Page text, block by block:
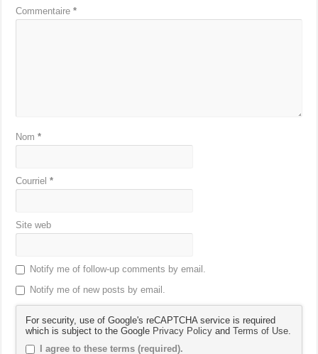
Commentaire*
Nom*
Courriel*
Site web
Notify me of follow-up comments by email.
Notify me of new posts by email.
For security, use of Google's reCAPTCHA service is required
which is subject to the Google Privacy Policy andTerms of Use.
I agree to these terms (required).